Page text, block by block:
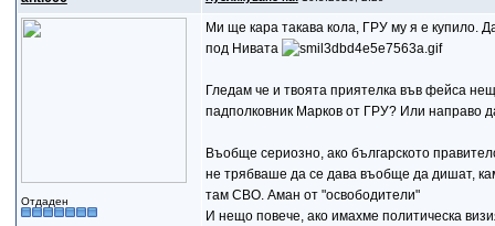
Отдаден
Ми ще кара такава кола, ГРУ му я е купилo.
под Нивата
Гледам че и твоята приятелка във фейса
падполковник Марков от ГРУ? Или направо
Въобще сериозно, ако българското
не трябваше да се дава въобще да дишат,
там СВО. Аман от "освободители"
И нещо повече, ако имахме политическа